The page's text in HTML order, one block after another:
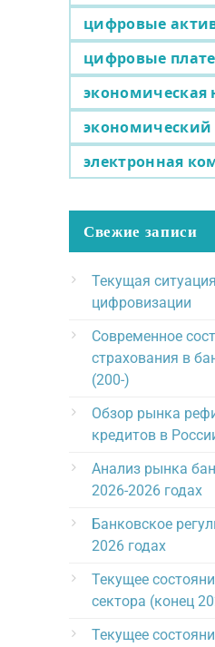
цифровые
цифровые
экономическая
экономический
электронная
Свежие записи
Текущая
цифровизации
Современное
страхования в
(200-)
Обзор рынка
кредитов в
Анализ рынка
2026-2026 годах
Банковское
2026 годах
Текущее
сектора (конец
Текущее